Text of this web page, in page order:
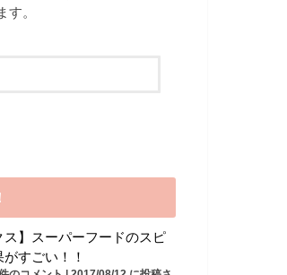
す。
ス】スーパーフードのスピ
すごい！！